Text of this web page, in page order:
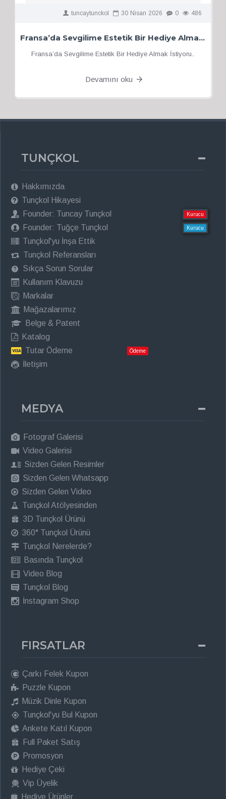
tuncaytunckol 30 Nisan 2026 0 486
Fransa’da Sevgilime Estetik Bir Hediye Almak İstiyorum
Fransa’da Sevgilime Estetik Bir Hediye Almak İstiyoru..
Devamını oku
TUNÇKOL
Hakkımızda
Tunçkol Hikayesi
Founder: Tuncay Tunçkol
Kurucu
Founder: Tuğçe Tunçkol Kurucu
Tunçkol'yu İnşa Ettik
Tunçkol Referansları
Sıkça Sorun Sorular
Kullanım Klavuzu
Markalar
Mağazalarımız
Belge & Patent
Katalog
Tutar Ödeme
Ödeme
İletişim
MEDYA
Fotograf Galerisi
Video Galerisi
Sizden Gelen Resimler
Sizden Gelen Whatsapp
Sizden Gelen Video
Tunçkol Atölyesinden
3D Tunçkol Ürünü
360° Tunçkol Ürünü
Tunçkol Nerelerde?
Basında Tunçkol
Video Blog
Tunçkol Blog
İnstagram Shop
FIRSATLAR
Çarkı Felek Kupon
Puzzle Kupon
Müzik Dinle Kupon
Tunçkol'yu Bul Kupon
Ankete Katıl Kupon
Full Paket Satış
Promosyon
Hediye Çeki
Vip Üyelik
Hediye Ürünler